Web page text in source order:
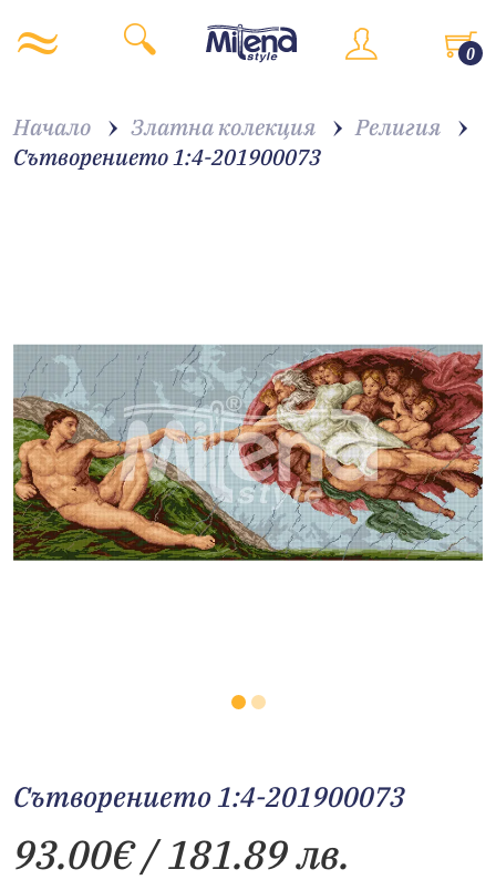
0
Начало Златна колекция
Религия
Сътворението 1:4-201900073
Сътворението 1:4-201900073
93.00€/ 181.89 лв.